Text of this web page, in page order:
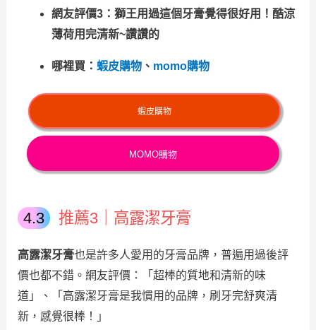
網友評價3：獅王用過這個牙膏覺得很好用！酷涼
薄荷用完清新~讚讚的
哪裡買： 蝦皮購物、 momo購物
蝦皮購物
MOMO購物
推薦3｜高露潔牙膏
高露潔牙膏也是許多人愛用的牙膏品牌，普遍用過後評
價也都不錯。網友評價：「超棒的質地和清新的味
道」、「高露潔牙膏是我慣用的品牌，刷牙完舒爽清
新，感覺很棒！」